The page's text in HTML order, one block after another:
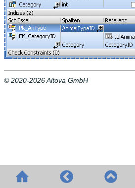
© 2020-2026 Altova GmbH